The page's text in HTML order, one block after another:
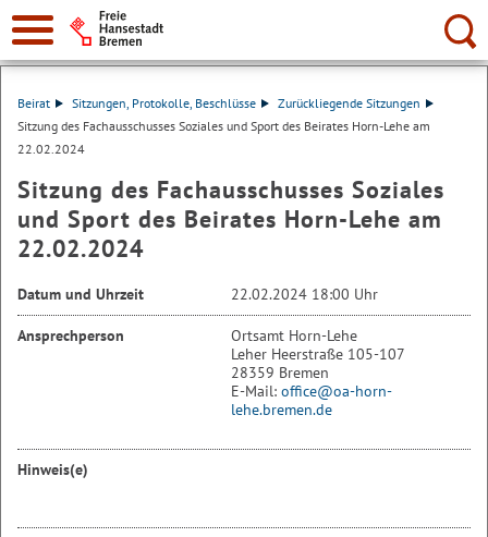
Suche:
Beirat Sitzungen, Protokolle, Beschlüsse
Zurückliegende Sitzungen
Sitzung des Fachausschusses Soziales und Sport des Beirates Horn-Lehe am
22.02.2024
Sitzung des Fachausschusses Soziales
und Sport des Beirates Horn-Lehe am
22.02.2024
Datum und Uhrzeit 22.02.2024 18:00 Uhr
Ansprechperson
Ortsamt Horn-Lehe
Leher Heerstraße 105-107
28359 Bremen
E-Mail: office@oa-horn-
lehe.bremen.de
Hinweis(e)